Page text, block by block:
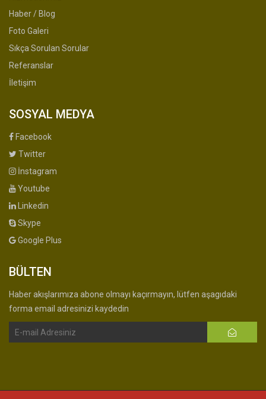
Haber / Blog
Foto Galeri
Sıkça Sorulan Sorular
Referanslar
İletişim
SOSYAL MEDYA
Facebook
Twitter
İnstagram
Youtube
Linkedin
Skype
Google Plus
BÜLTEN
Haber akışlarımıza abone olmayı kaçırmayın, lütfen aşagıdaki
forma email adresinizi kaydedin